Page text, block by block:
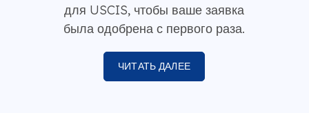
для USCIS, чтобы ваше заявка
была одобрена с первого раза.
ЧИТАТЬ ДАЛЕЕ